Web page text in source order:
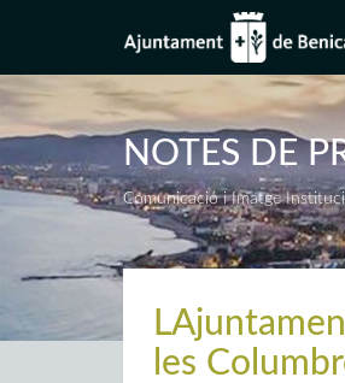
NOTES DE
Comunicació i Imatge
les